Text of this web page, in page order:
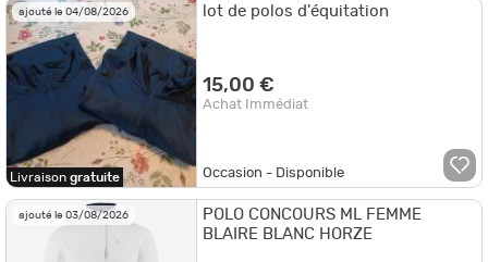
ajouté le 04/08/2026
Livraison gratuite
lot de polos d'équitation
15,00 €
Achat Immédiat
Occasion - Disponible
ajouté le 03/08/2026
POLO CONCOURS ML FEMME
BLAIRE BLANC HORZE